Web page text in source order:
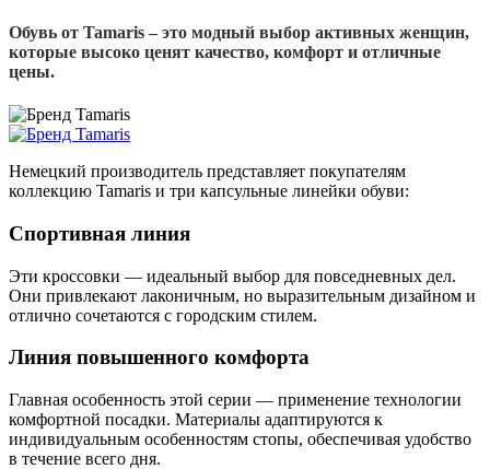
Обувь от Tamaris – это модный выбор активных женщин,
которые высоко ценят качество, комфорт и отличные
цены.
Немецкий производитель представляет покупателям
коллекцию Tamaris и три капсульные линейки обуви:
Спортивная линия
Эти кроссовки — идеальный выбор для повседневных дел.
Они привлекают лаконичным, но выразительным дизайном и
отлично сочетаются с городским стилем.
Линия повышенного комфорта
Главная особенность этой серии — применение технологии
комфортной посадки. Материалы адаптируются к
индивидуальным особенностям стопы, обеспечивая удобство
в течение всего дня.